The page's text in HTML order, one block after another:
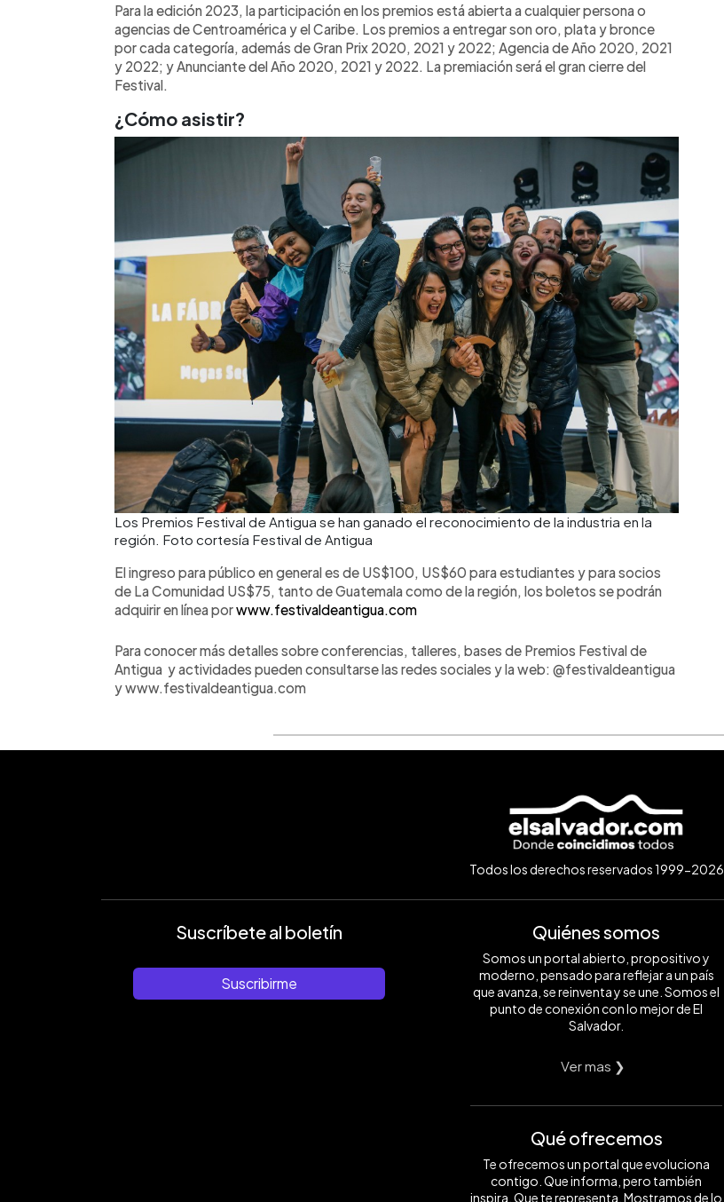
Para la edición 2023, la participación en los premios está abierta a cualquier persona o
agencias de Centroamérica y el Caribe. Los premios a entregar son oro, plata y bronce
por cada categoría, además de Gran Prix 2020, 2021 y 2022; Agencia de Año 2020, 2021
y 2022; y Anunciante del Año 2020, 2021 y 2022. La premiación será el gran cierre del
Festival.
¿Cómo asistir?
Los Premios Festival de Antigua se han ganado el reconocimiento de la industria en la
región. Foto cortesía Festival de Antigua
El ingreso para público en general es de US$100, US$60 para estudiantes y para socios
de La Comunidad US$75, tanto de Guatemala como de la región, los boletos se podrán
adquirir en línea porwww.festivaldeantigua.com
Para conocer más detalles sobre conferencias, talleres, bases de Premios Festival de
Antigua y actividades pueden consultarse las redes sociales y la web: @festivaldeantigua
y www.festivaldeantigua.com
Todos los derechos reservados 1999-2026
Suscríbete al boletín
Suscribirme
Quiénes somos
Somos un portal abierto, propositivo y
moderno, pensado para reflejar a un país
que avanza, se reinventa y se une. Somos el
punto de conexión con lo mejor de El
Salvador.
Ver mas ❯
Qué ofrecemos
Te ofrecemos un portal que evoluciona
contigo. Que informa, pero también
inspira. Que te representa. Mostramos de lo